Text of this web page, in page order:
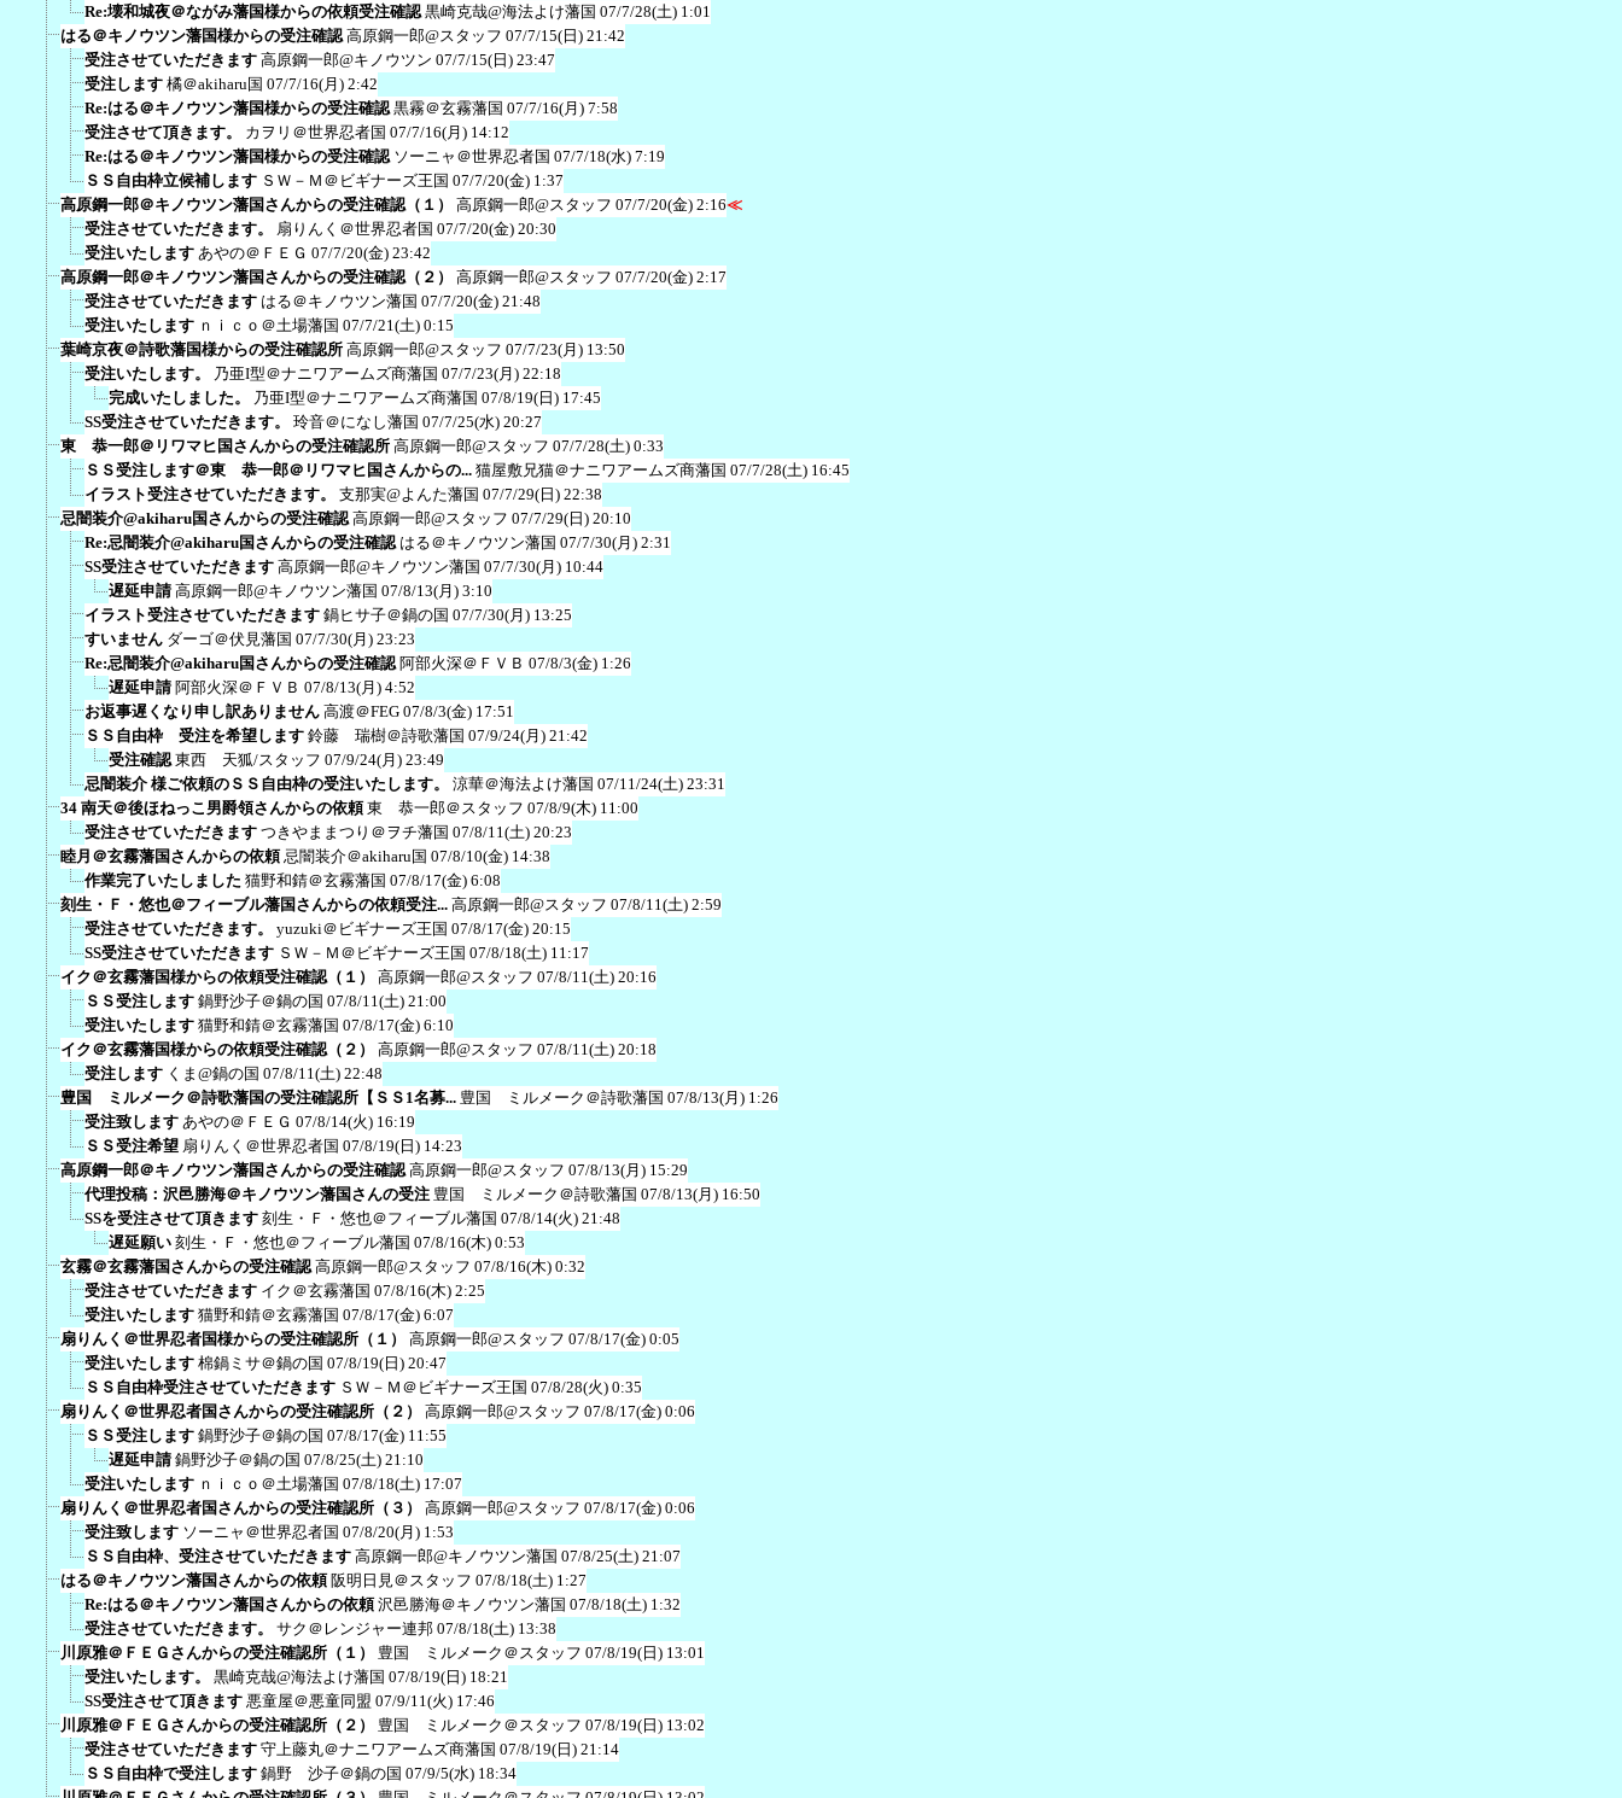
Re:壊和城夜＠ながみ藩国様からの依頼受注確認 黒崎克哉@海法よけ藩国 07/7/28(土) 1:01
はる＠キノウツン藩国様からの受注確認 高原鋼一郎@スタッフ 07/7/15(日) 21:42
受注させていただきます 高原鋼一郎@キノウツン 07/7/15(日) 23:47
受注します 橘＠akiharu国 07/7/16(月) 2:42
Re:はる＠キノウツン藩国様からの受注確認 黒霧＠玄霧藩国 07/7/16(月) 7:58
受注させて頂きます。
カヲリ＠世界忍者国 07/7/16(月) 14:12
Re:はる＠キノウツン藩国様からの受注確認 ソーニャ＠世界忍者国 07/7/18(水) 7:19
ＳＳ自由枠立候補します ＳＷ－Ｍ＠ビギナーズ王国 07/7/20(金) 1:37
高原鋼一郎＠キノウツン藩国さんからの受注確認（１）
高原鋼一郎@スタッフ 07/7/20(金) 2:16≪
受注させていただきます。
扇りんく＠世界忍者国 07/7/20(金) 20:30
受注いたします あやの＠ＦＥＧ 07/7/20(金) 23:42
高原鋼一郎＠キノウツン藩国さんからの受注確認（２）
高原鋼一郎@スタッフ 07/7/20(金) 2:17
受注させていただきます はる＠キノウツン藩国 07/7/20(金) 21:48
受注いたします ｎｉｃｏ＠土場藩国 07/7/21(土) 0:15
葉崎京夜＠詩歌藩国様からの受注確認所 高原鋼一郎@スタッフ 07/7/23(月) 13:50
受注いたします。
乃亜I型＠ナニワアームズ商藩国 07/7/23(月) 22:18
完成いたしました。
乃亜I型＠ナニワアームズ商藩国 07/8/19(日) 17:45
SS受注させていただきます。
玲音＠になし藩国 07/7/25(水) 20:27
東 恭一郎＠リワマヒ国さんからの受注確認所 高原鋼一郎@スタッフ 07/7/28(土) 0:33
ＳＳ受注します＠東 恭一郎＠リワマヒ国さんからの... 猫屋敷兄猫＠ナニワアームズ商藩国 07/7/28(土) 16:45
イラスト受注させていただきます。
支那実@よんた藩国 07/7/29(日) 22:38
忌闇装介@akiharu国さんからの受注確認 高原鋼一郎@スタッフ 07/7/29(日) 20:10
Re:忌闇装介@akiharu国さんからの受注確認 はる＠キノウツン藩国 07/7/30(月) 2:31
SS受注させていただきます 高原鋼一郎@キノウツン藩国 07/7/30(月) 10:44
遅延申請 高原鋼一郎@キノウツン藩国 07/8/13(月) 3:10
イラスト受注させていただきます 鍋ヒサ子＠鍋の国 07/7/30(月) 13:25
すいません ダーゴ＠伏見藩国 07/7/30(月) 23:23
Re:忌闇装介@akiharu国さんからの受注確認 阿部火深＠ＦＶＢ 07/8/3(金) 1:26
遅延申請 阿部火深＠ＦＶＢ 07/8/13(月) 4:52
お返事遅くなり申し訳ありません 高渡＠FEG 07/8/3(金) 17:51
ＳＳ自由枠 受注を希望します 鈴藤 瑞樹＠詩歌藩国 07/9/24(月) 21:42
受注確認 東西 天狐/スタッフ 07/9/24(月) 23:49
忌闇装介 様ご依頼のＳＳ自由枠の受注いたします。
涼華＠海法よけ藩国 07/11/24(土) 23:31
34 南天＠後ほねっこ男爵領さんからの依頼 東 恭一郎＠スタッフ 07/8/9(木) 11:00
受注させていただきます つきやままつり＠ヲチ藩国 07/8/11(土) 20:23
睦月＠玄霧藩国さんからの依頼 忌闇装介＠akiharu国 07/8/10(金) 14:38
作業完了いたしました 猫野和錆＠玄霧藩国 07/8/17(金) 6:08
刻生・Ｆ・悠也＠フィーブル藩国さんからの依頼受注... 高原鋼一郎@スタッフ 07/8/11(土) 2:59
受注させていただきます。
yuzuki＠ビギナーズ王国 07/8/17(金) 20:15
SS受注させていただきます ＳＷ－Ｍ＠ビギナーズ王国 07/8/18(土) 11:17
イク＠玄霧藩国様からの依頼受注確認（１）
高原鋼一郎@スタッフ 07/8/11(土) 20:16
ＳＳ受注します 鍋野沙子＠鍋の国 07/8/11(土) 21:00
受注いたします 猫野和錆＠玄霧藩国 07/8/17(金) 6:10
イク＠玄霧藩国様からの依頼受注確認（２）
高原鋼一郎@スタッフ 07/8/11(土) 20:18
受注します くま@鍋の国 07/8/11(土) 22:48
豊国 ミルメーク＠詩歌藩国の受注確認所【ＳＳ1名募... 豊国 ミルメーク＠詩歌藩国 07/8/13(月) 1:26
受注致します あやの＠ＦＥＧ 07/8/14(火) 16:19
ＳＳ受注希望 扇りんく＠世界忍者国 07/8/19(日) 14:23
高原鋼一郎＠キノウツン藩国さんからの受注確認 高原鋼一郎@スタッフ 07/8/13(月) 15:29
代理投稿：沢邑勝海＠キノウツン藩国さんの受注 豊国 ミルメーク＠詩歌藩国 07/8/13(月) 16:50
SSを受注させて頂きます 刻生・Ｆ・悠也＠フィーブル藩国 07/8/14(火) 21:48
遅延願い 刻生・Ｆ・悠也＠フィーブル藩国 07/8/16(木) 0:53
玄霧＠玄霧藩国さんからの受注確認 高原鋼一郎@スタッフ 07/8/16(木) 0:32
受注させていただきます イク＠玄霧藩国 07/8/16(木) 2:25
受注いたします 猫野和錆＠玄霧藩国 07/8/17(金) 6:07
扇りんく＠世界忍者国様からの受注確認所（１）
高原鋼一郎@スタッフ 07/8/17(金) 0:05
受注いたします 棉鍋ミサ＠鍋の国 07/8/19(日) 20:47
ＳＳ自由枠受注させていただきます ＳＷ－Ｍ＠ビギナーズ王国 07/8/28(火) 0:35
扇りんく＠世界忍者国さんからの受注確認所（２）
高原鋼一郎@スタッフ 07/8/17(金) 0:06
ＳＳ受注します 鍋野沙子＠鍋の国 07/8/17(金) 11:55
遅延申請 鍋野沙子＠鍋の国 07/8/25(土) 21:10
受注いたします ｎｉｃｏ＠土場藩国 07/8/18(土) 17:07
扇りんく＠世界忍者国さんからの受注確認所（３）
高原鋼一郎@スタッフ 07/8/17(金) 0:06
受注致します ソーニャ＠世界忍者国 07/8/20(月) 1:53
ＳＳ自由枠、受注させていただきます 高原鋼一郎@キノウツン藩国 07/8/25(土) 21:07
はる＠キノウツン藩国さんからの依頼 阪明日見＠スタッフ 07/8/18(土) 1:27
Re:はる＠キノウツン藩国さんからの依頼 沢邑勝海＠キノウツン藩国 07/8/18(土) 1:32
受注させていただきます。
サク＠レンジャー連邦 07/8/18(土) 13:38
川原雅＠ＦＥＧさんからの受注確認所（１）
豊国 ミルメーク＠スタッフ 07/8/19(日) 13:01
受注いたします。
黒崎克哉@海法よけ藩国 07/8/19(日) 18:21
SS受注させて頂きます 悪童屋＠悪童同盟 07/9/11(火) 17:46
川原雅＠ＦＥＧさんからの受注確認所（２）
豊国 ミルメーク＠スタッフ 07/8/19(日) 13:02
受注させていただきます 守上藤丸＠ナニワアームズ商藩国 07/8/19(日) 21:14
ＳＳ自由枠で受注します 鍋野 沙子＠鍋の国 07/9/5(水) 18:34